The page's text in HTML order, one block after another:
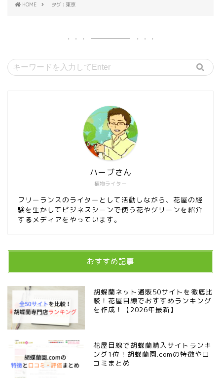
HOME タグ : 東京
植物ライター
ハーブさん
フリーランスのライターとして活動しながら、花屋の経
験を生かしてビジネスシーンで使う花やグリーンを紹介
するメディアをやっています。
おすすめ記事
胡蝶蘭ネット通販50サイトを徹底比
較！花屋目線でおすすめランキング
を作成！【2026年最新】
花屋目線で胡蝶蘭購入サイトランキ
ング1位！胡蝶蘭園.comの特徴や口
コミまとめ